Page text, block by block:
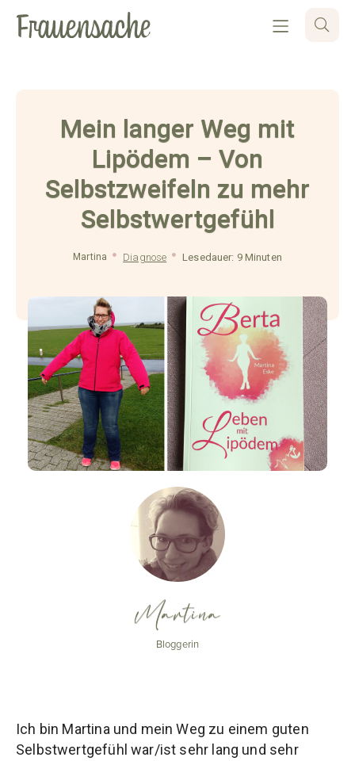
Mein langer Weg mit
Lipödem – Von
Selbstzweifeln zu mehr
Selbstwertgefühl
Martina Diagnose Lesedauer: 9 Minuten
Martina
Bloggerin
Ich bin Martina und mein Weg zu einem guten
Selbstwertgefühl war/ist sehr lang und sehr